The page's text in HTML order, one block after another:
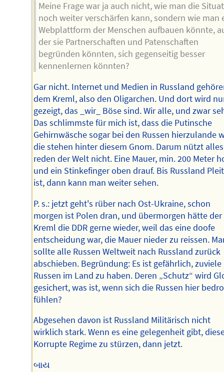
Meine Frage war ja auch nicht, wie man die
noch weiter verschärfen kann, sondern wie man
Webplattform der Menschen aufbauen könnte,
der sie Partnerschaften und Patenschaften
begründen könnten, sich gegenseitig besser
kennenlernen könnten?
Gar nicht. Internet und Medien in Russland
dem Kreml, also den Oligarchen. Und dort wird
gezeigt, das _wir_ Böse sind. Wir alle, und zwar
Das schlimmste für mich ist, dass die Putinsche
Gehirnwäsche sogar bei den Russen hierzulande
die stehen hinter diesem Gnom. Darum nützt alles
reden der Welt nicht. Eine Mauer, min. 200 Meter
und ein Stinkefinger oben drauf. Bis Russland
ist, dann kann man weiter sehen.
P. s.: jetzt geht's rüber nach Ost-Ukraine, schon
morgen ist Polen dran, und übermorgen hätte der
Kreml die DDR gerne wieder, weil das eine doofe
entscheidung war, die Mauer nieder zu reissen.
sollte alle Russen Weltweit nach Russland zurück
abschieben. Begründung: Es ist gefährlich, zuviele
Russen im Land zu haben. Deren „Schutz“ wird
gesichert, was ist, wenn sich die Russen hier
fühlen?
Abgesehen davon ist Russland Militärisch nicht
wirklich stark. Wenn es eine gelegenheit gibt,
Korrupte Regime zu stürzen, dann jetzt.
બાય